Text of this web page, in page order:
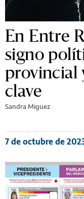
En Entre
signo
provincial
clave
Sandra Miguez
7 de octubre de